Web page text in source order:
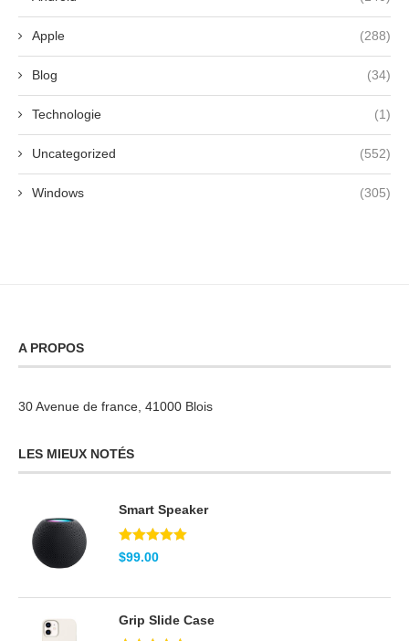
Apple (288)
Blog (34)
Technologie (1)
Uncategorized (552)
Windows (305)
A PROPOS
30 Avenue de france, 41000 Blois
LES MIEUX NOTÉS
Smart Speaker
Note5.00
sur 5
$99.00
Grip Slide Case